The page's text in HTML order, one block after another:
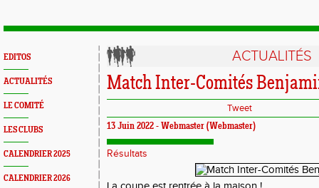
EDITOS
ACTUALITÉS
LE COMITÉ
LES CLUBS
CALENDRIER 2025
CALENDRIER 2026
ACTUALITÉS
Match Inter-Comités
Tweet
13 Juin 2022 - Webmaster (Webmaster)
Résultats